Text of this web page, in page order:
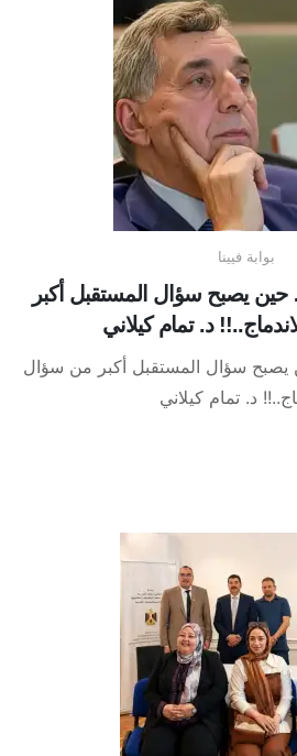
بوابة فيينا
حين يصبح سؤال المستقبل أكبر
د. تمام كيلاني
يصبح سؤال المستقبل أكبر من سؤال
د. تمام كيلاني